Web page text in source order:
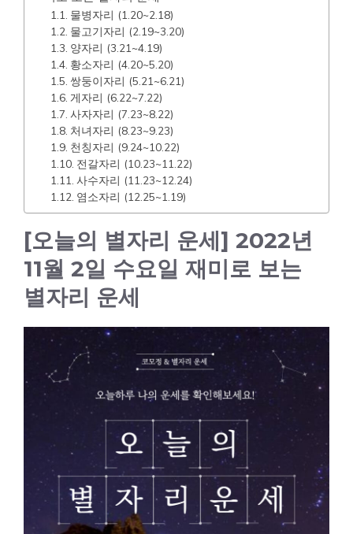
물병자리 (1.20~2.18)
물고기자리 (2.19~3.20)
양자리 (3.21~4.19)
황소자리 (4.20~5.20)
쌍둥이자리 (5.21~6.21)
게자리 (6.22~7.22)
사자자리 (7.23~8.22)
처녀자리 (8.23~9.23)
천칭자리 (9.24~10.22)
전갈자리 (10.23~11.22)
사수자리 (11.23~12.24)
염소자리 (12.25~1.19)
[오늘의 별자리 운세] 2022년
11월 2일 수요일 재미로 보는
별자리 운세